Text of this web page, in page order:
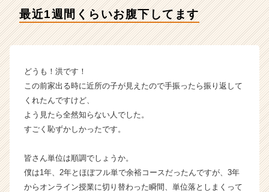
ラ
イ
|
チ
ー・
成
長
業
か
ら
最近1週間くらいお腹下してます
どうも！洪です！
この前家出る時に近所の子が見えたので手振ったら振り返して
くれたんですけど、
よう見たら全然知らない人でした。
すごく恥ずかしかったです。
皆さん単位は順調でしょうか。
僕は1年、2年とほぼフル単で余裕コースだったんですが、3年
からオンライン授業に切り替わった瞬間、単位落としまくって